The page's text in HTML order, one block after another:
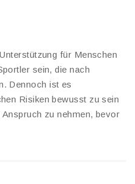
für Menschen
sein, die nach
Dennoch ist es
Risiken bewusst zu sein
zu nehmen, bevor